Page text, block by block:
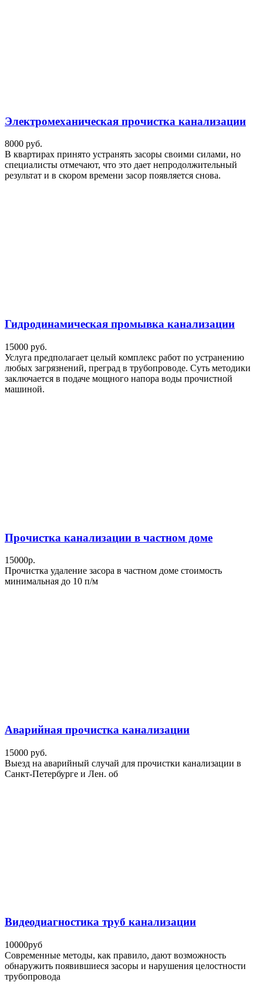
Электромеханическая прочистка канализации
8000 руб.
В квартирах принято устранять засоры своими силами, но
специалисты отмечают, что это дает непродолжительный
результат и в скором времени засор появляется снова.
Гидродинамическая промывка канализации
15000 руб.
Услуга предполагает целый комплекс работ по устранению
любых загрязнений, преград в трубопроводе. Суть методики
заключается в подаче мощного напора воды прочистной
машиной.
Прочистка канализации в частном доме
15000р.
Прочистка удаление засора в частном доме стоимость
минимальная до 10 п/м
Аварийная прочистка канализации
15000 руб.
Выезд на аварийный случай для прочистки канализации в
Санкт-Петербурге и Лен. об
Видеодиагностика труб канализации
10000руб
Современные методы, как правило, дают возможность
обнаружить появившиеся засоры и нарушения целостности
трубопровода